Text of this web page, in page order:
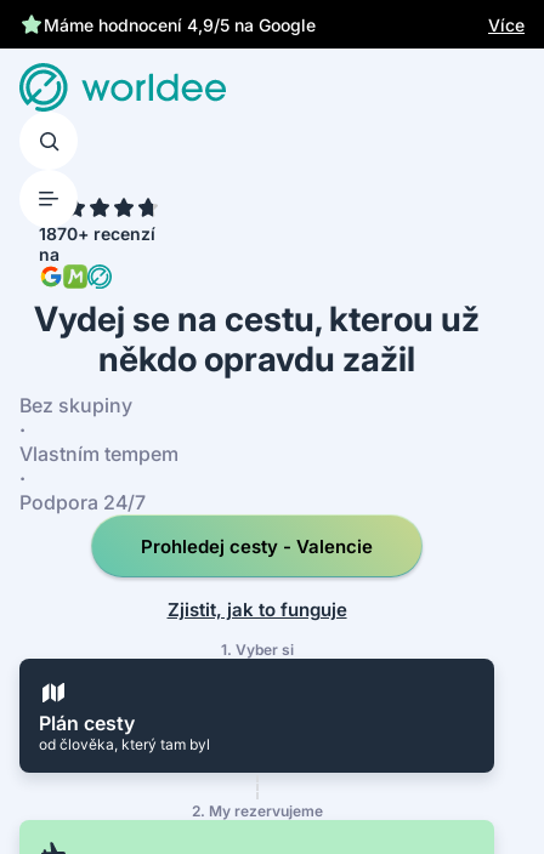
Máme hodnocení 4,9/5 na Google
Více
1870+ recenzí
na
Vydej se na cestu, kterou už
někdo opravdu zažil
Bez skupiny
·
Vlastním tempem
·
Podpora 24/7
Prohledej cesty - Valencie
Zjistit, jak to funguje
1. Vyber si
Plán cesty
od člověka, který tam byl
2. My rezervujeme